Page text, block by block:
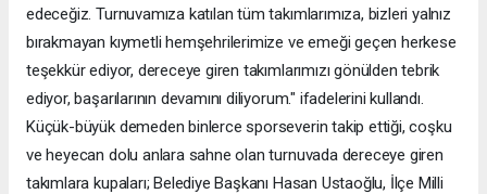
edeceğiz. Turnuvamıza katılan tüm takımlarımıza, bizleri yalnız
bırakmayan kıymetli hemşehrilerimize ve emeği geçen herkese
teşekkür ediyor, dereceye giren takımlarımızı gönülden tebrik
ediyor, başarılarının devamını diliyorum." ifadelerini kullandı.
Küçük-büyük demeden binlerce sporseverin takip ettiği, coşku
ve heyecan dolu anlara sahne olan turnuvada dereceye giren
takımlara kupaları; Belediye Başkanı Hasan Ustaoğlu, İlçe Milli